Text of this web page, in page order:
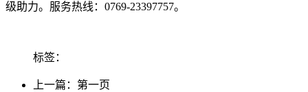
级助力。服务热线：0769-23397757。
标签：
上一篇：第一页